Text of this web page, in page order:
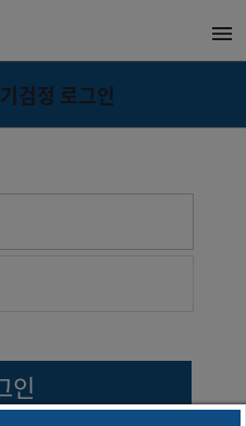
검정 로그인